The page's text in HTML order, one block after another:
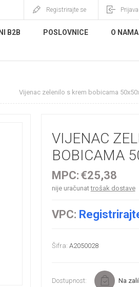
Registrirajte se Prijava
B2B POSLOVNICE O NAMA
Vijenac zelenilo s krem bobicama
VIJENAC
BOBICAMA
MPC: €25,38
nije uračunattrošak dostave
VPC:
Šifra: A2050028
Dostupnost: Na